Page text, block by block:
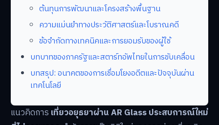
ต้นทุนการพัฒนาและโครงสร้างพื้นฐาน
ความแม่นยำทางประวัติศาสตร์และโบราณคดี
ข้อจำกัดทางเทคนิคและการยอมรับของผู้ใช้
บทบาทของภาครัฐและสตาร์ทอัพไทยในการขับเคลื่อน
บทสรุป: อนาคตของการเชื่อมโยงอดีตและปัจจุบันผ่าน
เทคโนโลยี
แนวคิดการ เที่ยวอยุธยาผ่าน AR Glass ประสบการณ์ใหม่